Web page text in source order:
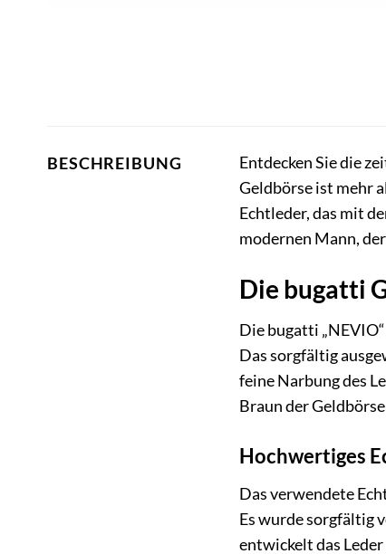
BESCHREIBUNG Entdecken Sie die
Geldbörse ist mehr
Echtleder, das mit
modernen Mann,
Die bugatti
Die bugatti
Das sorgfältig
feine Narbung des
Braun der
Hochwertiges
Das verwendete
Es wurde sorgfältig
entwickelt das